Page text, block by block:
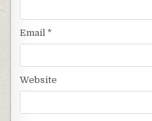
Email *
Website